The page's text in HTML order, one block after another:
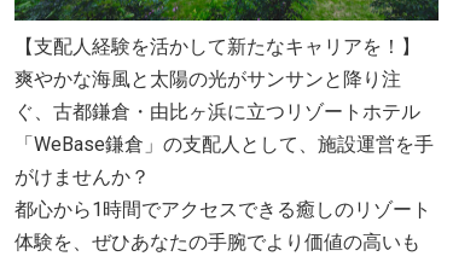
【支配人経験を活かして新たなキャリアを！】
爽やかな海風と太陽の光がサンサンと降り注
ぐ、古都鎌倉・由比ヶ浜に立つリゾートホテル
「WeBase鎌倉」の支配人として、施設運営を手
がけませんか？
都心から1時間でアクセスできる癒しのリゾート
体験を、ぜひあなたの手腕でより価値の高いも